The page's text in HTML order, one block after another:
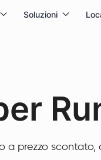
Soluzioni
a prezzo scontato,